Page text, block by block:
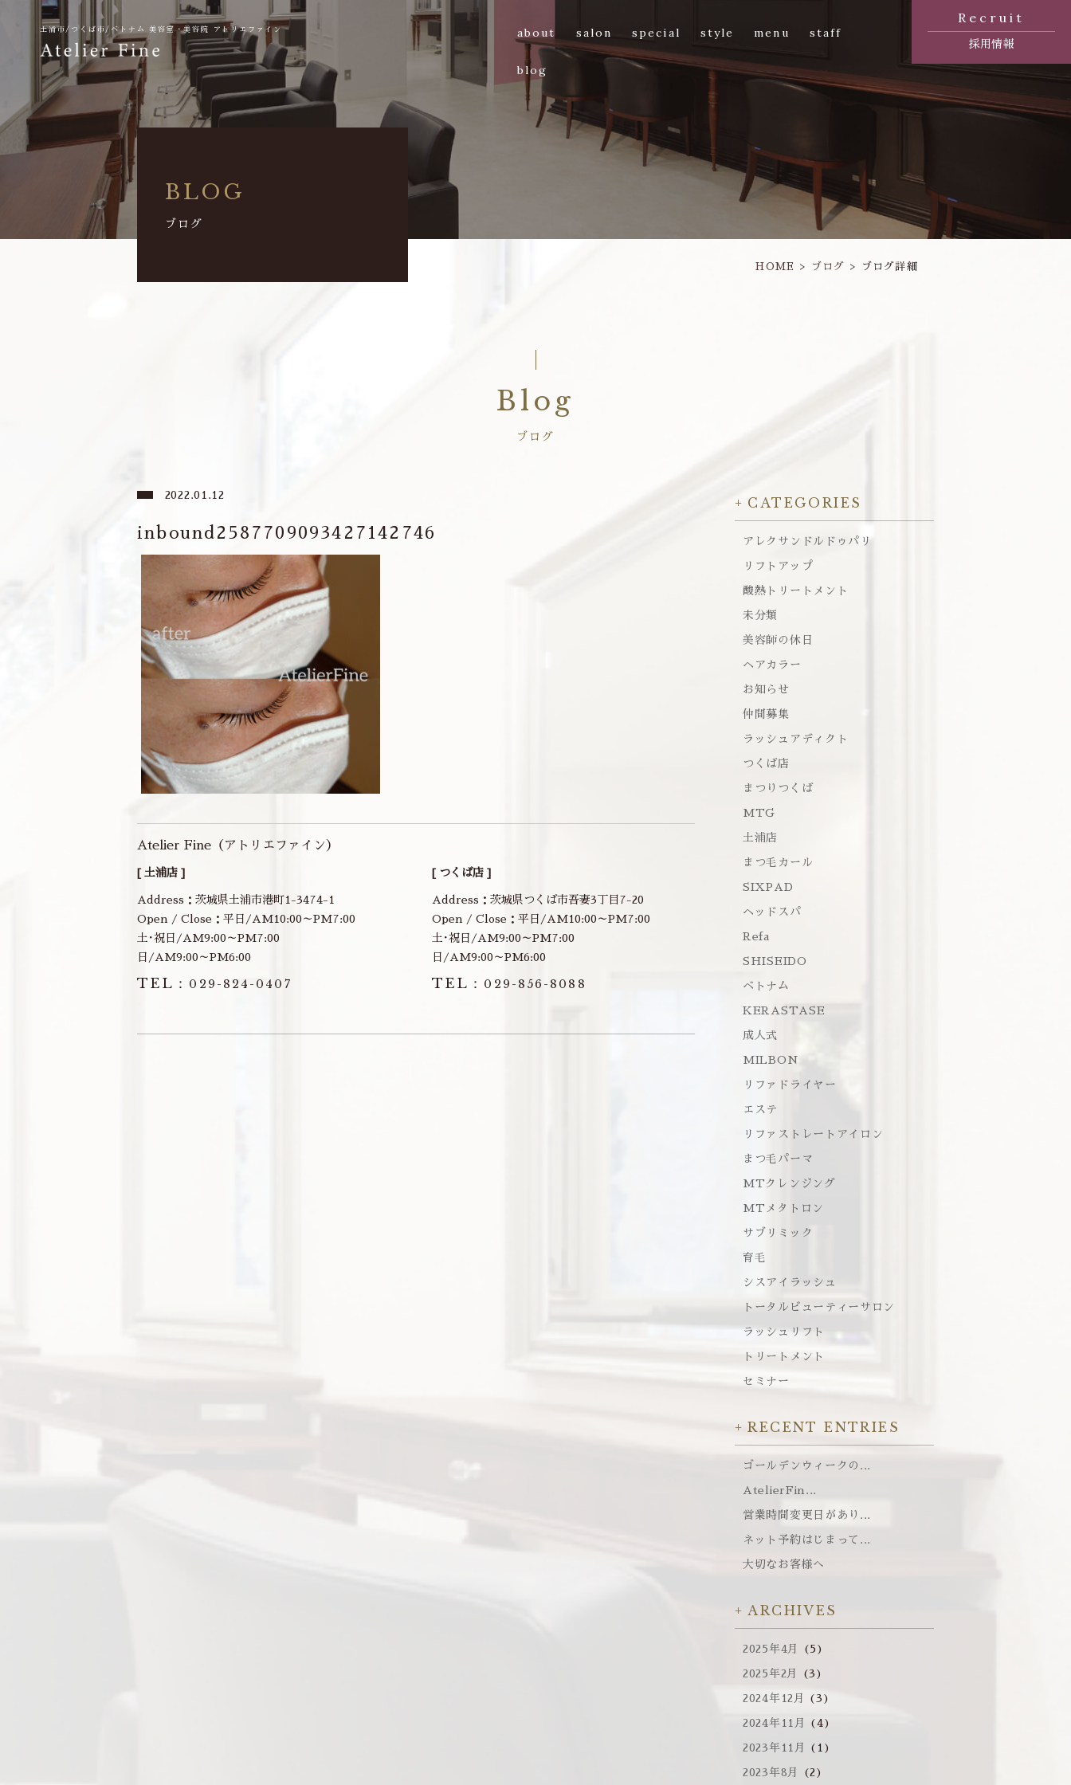
土浦市/つくば市/ベトナム美容室・美容院 アトリエファイン about salon special style menu staff
blog
Recruit
採用情報
BLOG
ブログ
HOME ブログ ブログ詳細
Blog
ブログ
2022.01.12
inbound2587709093427142746
Atelier Fine（アトリエファイン）
[ 土浦店 ]
Address：茨城県土浦市港町1-3474-1
Open / Close：平日/AM10:00～PM7:00
土･祝日/AM9:00～PM7:00
日/AM9:00～PM6:00
TEL： 029-824-0407
[ つくば店 ]
Address：茨城県つくば市吾妻3丁目7-20
Open / Close：平日/AM10:00～PM7:00
土･祝日/AM9:00～PM7:00
日/AM9:00～PM6:00
TEL： 029-856-8088
CATEGORIES
アレクサンドルドゥパリ
リフトアップ
酸熱トリートメント
未分類
美容師の休日
ヘアカラー
お知らせ
仲間募集
ラッシュアディクト
つくば店
まつりつくば
MTG
土浦店
まつ毛カール
SIXPAD
ヘッドスパ
Refa
SHISEIDO
ベトナム
KERASTASE
成人式
MILBON
リファドライヤー
エステ
リファストレートアイロン
まつ毛パーマ
MTクレンジング
MTメタトロン
サブリミック
育毛
シスアイラッシュ
トータルビューティーサロン
ラッシュリフト
トリートメント
セミナー
RECENT ENTRIES
ゴールデンウィークの...
AtelierFin...
営業時間変更日があり...
ネット予約はじまって...
大切なお客様へ
ARCHIVES
2025年4月 (5)
2025年2月 (3)
2024年12月 (3)
2024年11月 (4)
2023年11月 (1)
2023年8月 (2)